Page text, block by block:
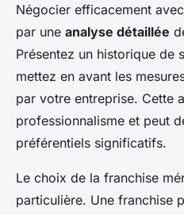
Négocier efficacement
par une analyse détaillée
Présentez un historique de
mettez en avant les
par votre entreprise. Cette
professionnalisme et peut
préférentiels significatifs.
Le choix de la franchise
particulière. Une franchise